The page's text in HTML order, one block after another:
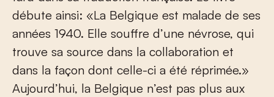
débute ainsi: «La Belgique est malade de ses
années 1940. Elle souffre d’une névrose, qui
trouve sa source dans la collaboration et
dans la façon dont celle-ci a été réprimée.»
Aujourd’hui, la Belgique n’est pas plus aux